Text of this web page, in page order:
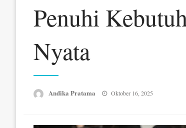
Penuhi
Nyata
Andika Pratama
Posted
Oktober 16, 2025